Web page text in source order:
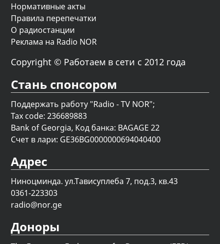
Нормативные акты
Правила перепечатки
О радиостанции
Реклама на Radio NOR
Copyright © Работаем в сети с 2012 года
Стань спонсором
Поддержать работу "Radio - TV NOR";
Tax code: 236689883
Bank of Georgia, Код банка: BAGAGE 22
Счет в лари: GE36BG0000000694040400
Адрес
Ниноцминда. ул.Тависуплеба 7, под.3, кв.43
0361-223303
radio@nor.ge
Доноры